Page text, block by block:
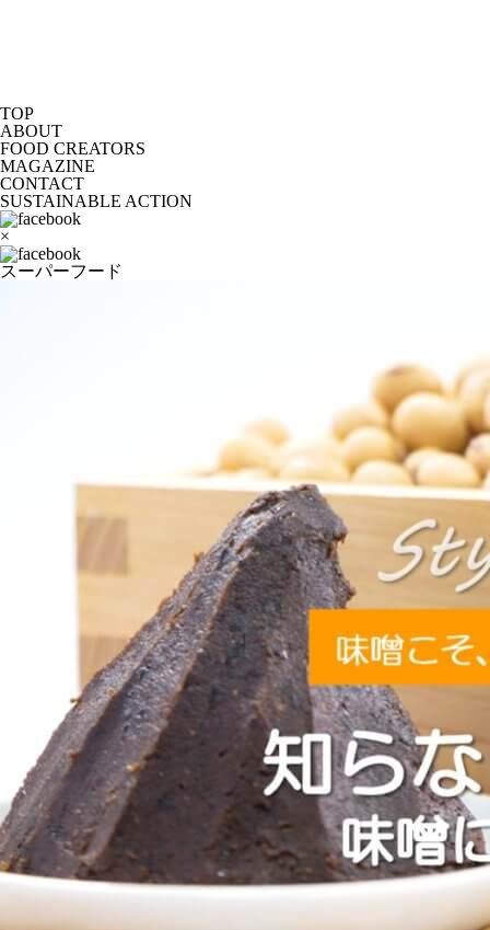
TOP
ABOUT
FOOD CREATORS
MAGAZINE
CONTACT
SUSTAINABLE ACTION
×
スーパーフード